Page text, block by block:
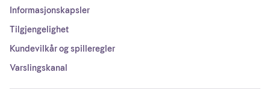
Informasjonskapsler
Tilgjengelighet
Kundevilkår og spilleregler
Varslingskanal